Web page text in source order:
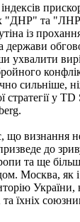
"ДНР" та "ЛНР"
із
держави
ухвалити
сильніше,
стратегії у
що визнання
до
та ще
Москва, як
їхніх